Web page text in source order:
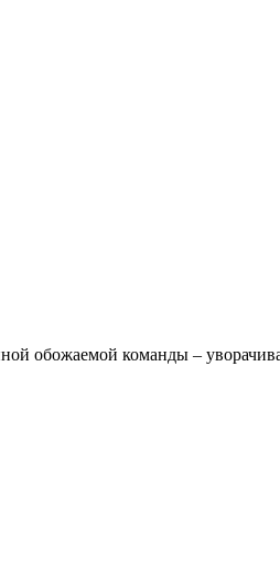
обожаемой команды –